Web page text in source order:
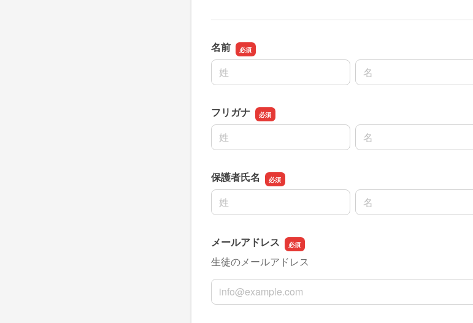
名前
名前の姓
名前の名
フリガナ
名前の姓
名前の名
保護者氏名
名前の姓
名前の名
メールアドレス
生徒のメールアドレス
メールアドレス